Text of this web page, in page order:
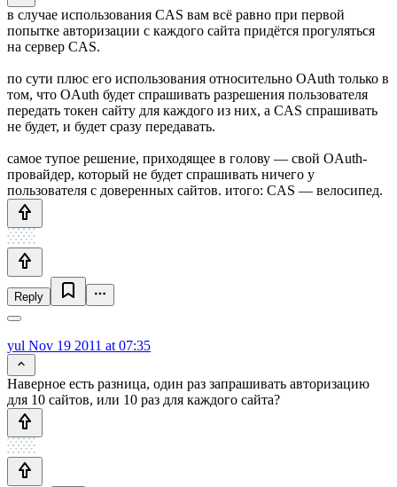
в случае использования CAS вам всё равно при первой
попытке авторизации с каждого сайта придётся прогуляться
на сервер CAS.
по сути плюс его использования относительно OAuth только в
том, что OAuth будет спрашивать разрешения пользователя
передать токен сайту для каждого из них, а CAS спрашивать
не будет, и будет сразу передавать.
самое тупое решение, приходящее в голову — свой OAuth-
провайдер, который не будет спрашивать ничего у
пользователя с доверенных сайтов. итого: CAS — велосипед.
Reply
yul Nov 19 2011 at 07:35
Наверное есть разница, один раз запрашивать авторизацию
для 10 сайтов, или 10 раз для каждого сайта?